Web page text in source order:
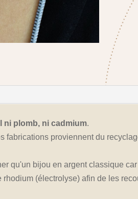
ni plomb, ni cadmium.
fabrications proviennent du
qu'un bijou en argent classique
(électrolyse) afin de les